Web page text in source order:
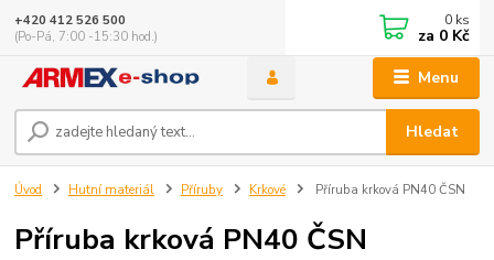
Menu
Hledat
+420 412 526 500
(Po-Pá, 7:00 -15:30 hod.)
0 ks
za 0 Kč
Úvod Hutní materiál Příruby Krkové Příruba krková PN40 ČSN
Příruba krková PN40 ČSN